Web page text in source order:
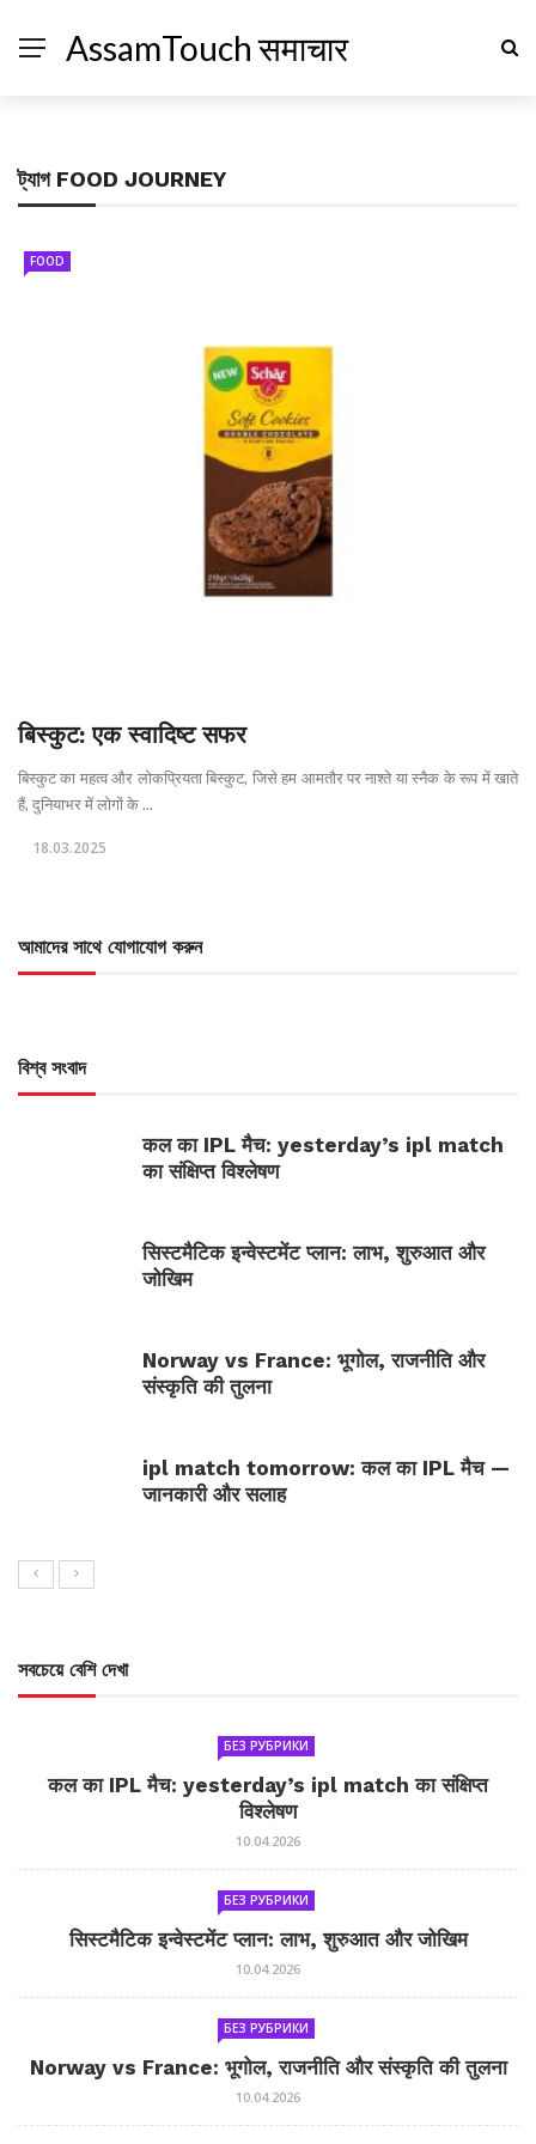
AssamTouch समाचार
ট্যাগ FOOD JOURNEY
FOOD
बिस्कुट: एक स्वादिष्ट सफर
बिस्कुट का महत्व और लोकप्रियता बिस्कुट, जिसे हम आमतौर पर नाश्ते या स्नैक के रूप में खाते
हैं, दुनियाभर में लोगों के ...
18.03.2025
আমাদের সাথে যোগাযোগ করুন
বিশ্ব সংবাদ
कल का IPL मैच: yesterday’s ipl match
का संक्षिप्त विश्लेषण
सिस्टमैटिक इन्वेस्टमेंट प्लान: लाभ, शुरुआत और
जोखिम
Norway vs France: भूगोल, राजनीति और
संस्कृति की तुलना
ipl match tomorrow: कल का IPL मैच —
जानकारी और सलाह
সবচেয়ে বেশি দেখা
БЕЗ РУБРИКИ
कल का IPL मैच: yesterday’s ipl match का संक्षिप्त
विश्लेषण
10.04.2026
БЕЗ РУБРИКИ
सिस्टमैटिक इन्वेस्टमेंट प्लान: लाभ, शुरुआत और जोखिम
10.04.2026
БЕЗ РУБРИКИ
Norway vs France: भूगोल, राजनीति और संस्कृति की तुलना
10.04.2026